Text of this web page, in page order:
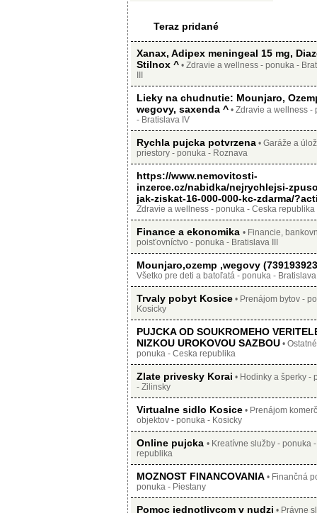
Teraz pridané
Xanax, Adipex meningeal 15 mg,
Stilnox ^• Zdravie a wellness - ponuka -
Lieky na chudnutie: Mounjaro,
wegovy, saxenda ^• Zdravie a wellness -
- Bratislava IV
Rychla pujcka potvrzena• Garáže a
priestory - ponuka - Roznava
https://www.nemovitosti-
inzerce.cz/nabidka/nejrychlejsi-
jak-ziskat-16-000-000-kc-zdarma/
Zdravie a wellness - ponuka - Ceska republika
Finance a ekonomika • Financie,
poisťovníctvo - ponuka - Bratislava III
Mounjaro,ozemp ,wegovy
Všetko pre deti a batoľatá - ponuka - Bratislava
Trvaly pobyt Kosice• Prenájom bytov -
Kosicky
PUJCKA OD SOUKROMEHO
NIZKOU UROKOVOU SAZBOU•
ponuka - Ceska republika
Zlate privesky Korai • Hodinky a šperky -
- Zilinsky
Virtualne sidlo Kosice• Prenájom
objektov - ponuka - Kosicky
Online pujcka • Kreatívne služby - ponuka
republika
MOZNOST FINANCOVANIA• Finančná
ponuka - Piestany
Pomoc jednotlivcom v nudzi • Právne